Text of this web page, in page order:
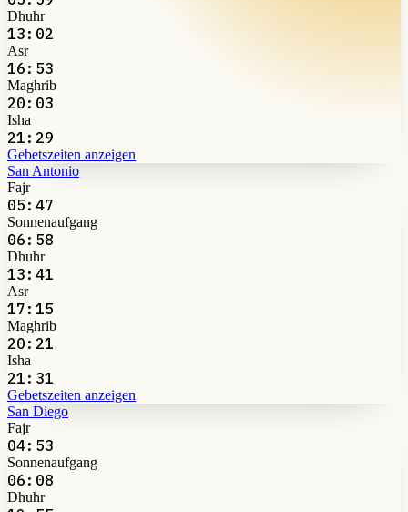
Dhuhr
13:02
Asr
16:53
Maghrib
20:03
Isha
21:29
Gebetszeiten anzeigen
San Antonio
Fajr
05:47
Sonnenaufgang
06:58
Dhuhr
13:41
Asr
17:15
Maghrib
20:21
Isha
21:31
Gebetszeiten anzeigen
San Diego
Fajr
04:53
Sonnenaufgang
06:08
Dhuhr